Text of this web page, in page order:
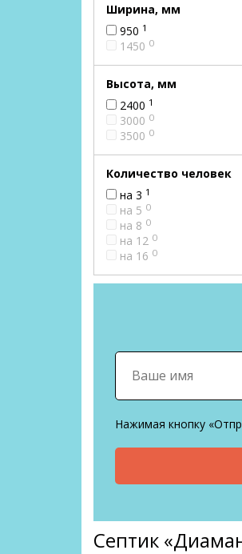
Ширина, мм
950 1
1450 0
Высота, мм
2400 1
3000 0
3500 0
Количество человек
на 3 1
на 5 0
на 8 0
на 12 0
на 16 0
Нажимая кнопку
Септик